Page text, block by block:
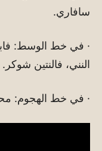
سافاري.
· في خط الوسط:
النني، فالنتين شوكر.
· في خط الهجوم: